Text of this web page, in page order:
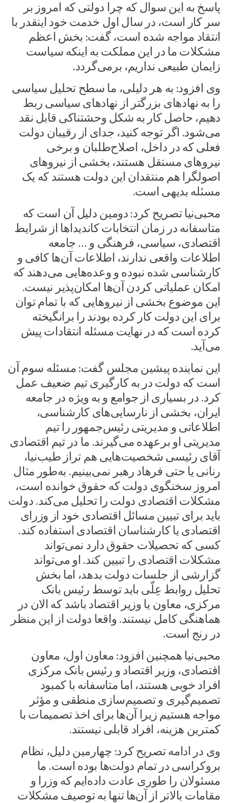
پاسخ به این سوال که چرا دولتی که امروز بر
سر کار است، در سال اول خدمت خود اینقدر با
انتقاد مواجه شده است، گفت: بخش اعظم
مشکلات ما در این مملکت به اینکه سیاست
زایمان طبیعی نداریم، برمی‌گردد.
وی افزود: به هر دلیلی، ما سطح تحلیل سیاسی
را به نهادهای بزرگتر از نهادهای سیاسی ربط
دهیم، حاصل کار به شکل وحشتناکی قابل نقد
می‌شود. اگر توجه کنید، جدای از رقیبان دولت
فعلی که در داخل، اصلاح‌طلبان و برخی
نیروهای مستقل هستند، بخشی از نیروهای
اصولگرا هم منتقدان این دولت هستند که یک
مسئله بدیهی است.
محبی‌نیا تصریح کرد: دومین دلیل آن است که
متاسفانه در زمان انتخابات کاندیداها از شرایط
اقتصادی، سیاسی، فرهنگی و … جامعه
اطلاعات واقعی ندارند، اطلاعات آن‌ها کافی و
کارشناسی شده نبوده و وعده‌هایی می‌دهند که
امکان عملیاتی کردن آن‌ها امکان‌پذیر نیست.
این موضوع بخشی از نیروهایی که با تمام توان
برای این دولت کار کرده بودند را برانگیخته
کرده است که در نهایت مسئله انتقادات پیش
می‌آید.
این نماینده پیشین مجلس گفت: مسئله سوم آن
است که دولت در به کارگیری تیم ضعیف عمل
کرد. در بسیاری از جوامع و به ویژه در جامعه
ایران، بخشی از نارسایی‌های کارشناسی،
اطلاعاتی و مدیریتی رئیس‌جمهور را تیم
مدیریتی او برعهده می‌گیرند. ما در تیم اقتصادی
آقای رئیسی شخصیت‌هایی هم تراز طیب‌نیا،
رنانی یا حتی فرهاد رهبر نمی‌بینیم. به‌طور مثال
امروز سخنگوی دولت که حقوق خوانده است،
مشکلات اقتصادی دولت را تحلیل می‌کند. دولت
باید برای تبیین مسائل اقتصادی خود از وزرای
اقتصادی یا کارشناسان اقتصادی استفاده کند.
کسی که تحصیلات حقوق دارد نمی‌تواند
مشکلات اقتصادی را تبیین کند. او می‌تواند
گزارشی از جلسات دولت بدهد، اما بخش
تحلیل روابط عِلّی باید توسط رئیس بانک
مرکزی، معاون یا وزیر اقتصاد باشد که الان در
هماهنگی کامل نیستند. واقعا دولت از این منظر
در رنج است.
محبی‌نیا همچنین افزود: معاون اول، معاون
اقتصادی، وزیر اقتصاد و رئیس بانک مرکزی
افراد خوبی هستند، اما متاسفانه با کمبود
تصمیم‌گیری و تصمیم‌سازی منطقی و مؤثر
مواجه هستیم زیرا آن‌ها برای اخذ تصمیمات با
کمترین هزینه، افراد قابلی نیستند.
وی در ادامه تصریح کرد: چهارمین دلیل، نظام
بروکراسی در تمام دولت‌ها بوده است. ما
مسئولان را طوری عادت داده‌ایم که وزرا و
مقامات بالاتر از آن‌ها تنها به توصیف مشکلات